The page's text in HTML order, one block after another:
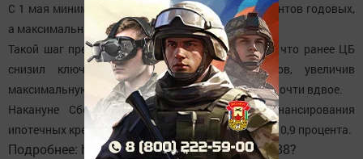
С 1 мая минимальная ставка составит 12,9 процентов годовых,
а максимальная - 17 процентов.
Такой шаг представители банка объясняют тем, что ранее ЦБ
снизил ключевую ставку до 9,75 процентов, увеличив
максимальную сумму потребительского кредита почти вдвое.
Накануне Сбербанк объявил о начале рефинансирования
ипотечных кредитов по рекордно низкой ставке - 10,9 процента.
Подробнее: http://www.m24.ru/articles/138788?